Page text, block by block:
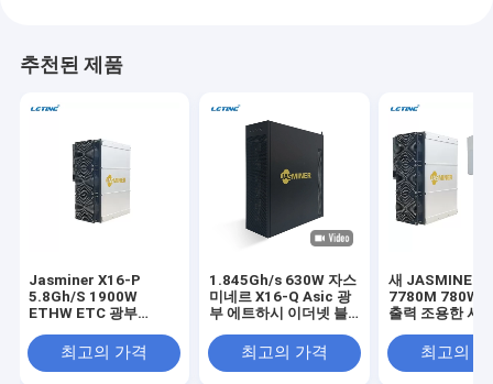
추천된 제품
Jasminer X16-P
5.8Gh/S 1900W
ETHW ETC 광부
리량 전력 서버
최고의 가격
1.845Gh/s 630W 자스
미네르 X16-Q Asic 광
부 에트하시 이더넷 블
최고의 가격
새 JASMINER
7780M 780W
출력 조용한 서
최고의